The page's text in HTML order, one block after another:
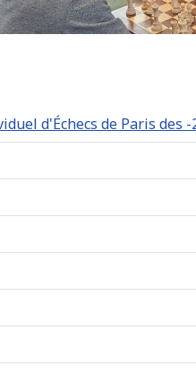
d'Échecs de Paris des -